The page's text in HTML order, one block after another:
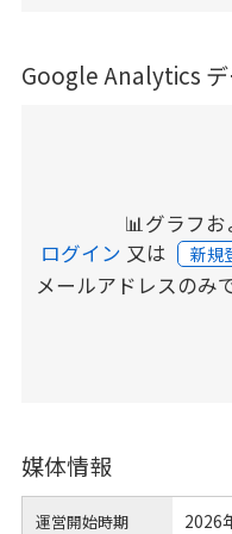
Google Analytics デ
📊グラフ
ログイン 又は 新規
メールアドレスのみ
媒体情報
運営開始時期 2026